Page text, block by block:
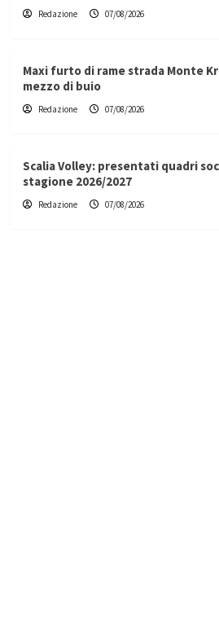
Redazione 07/08/2026
Maxi furto di rame strada Monte
mezzo di buio
Redazione 07/08/2026
Scalia Volley: presentati quadri
stagione 2026/2027
Redazione 07/08/2026